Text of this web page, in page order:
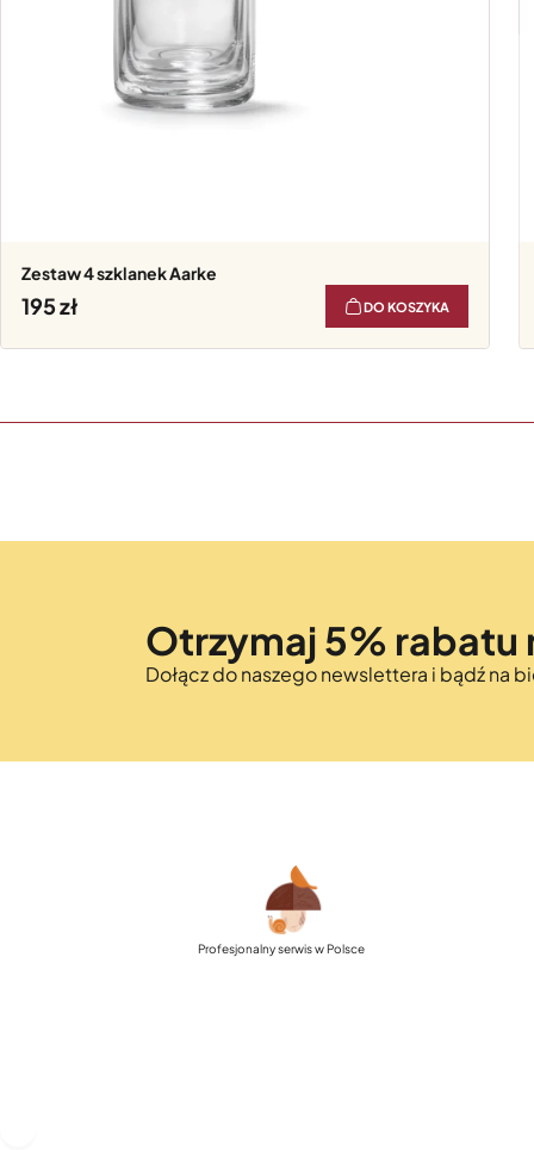
Zestaw 4 szklanek Aarke
195 DO KOSZYKA
Otrzymaj 5% rabatu
Dołącz do naszego newslettera i bądź na
Profesjonalny serwis w Polsce